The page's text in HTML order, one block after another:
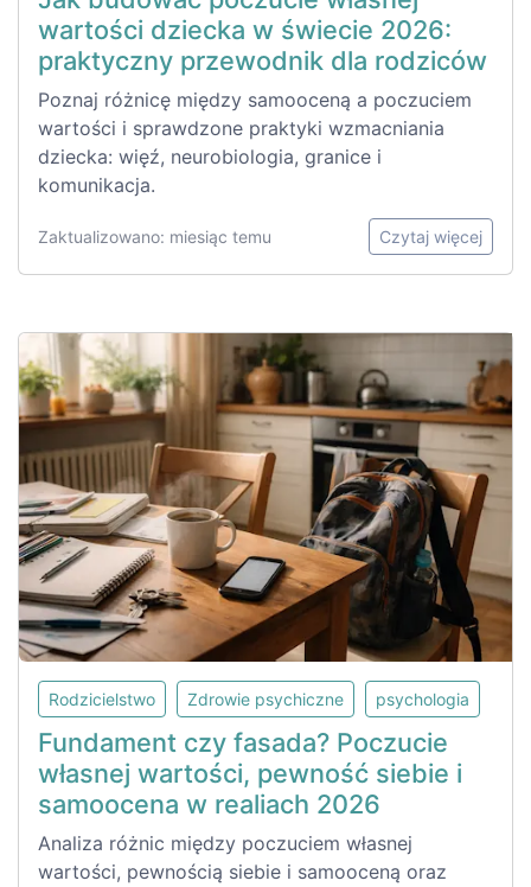
wartości dziecka w świecie 2026:
praktyczny przewodnik dla rodziców
Poznaj różnicę między samooceną a poczuciem
wartości i sprawdzone praktyki wzmacniania
dziecka: więź, neurobiologia, granice i
komunikacja.
Zaktualizowano: miesiąc temu Czytaj więcej
Rodzicielstwo Zdrowie psychiczne psychologia
Fundament czy fasada? Poczucie
własnej wartości, pewność siebie i
samoocena w realiach 2026
Analiza różnic między poczuciem własnej
wartości, pewnością siebie i samooceną oraz